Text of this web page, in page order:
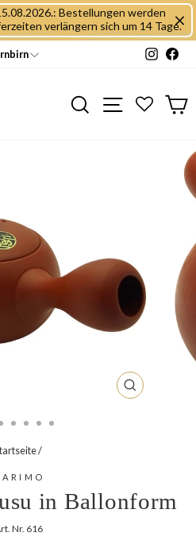
Bestellungen werden
verlängern sich um 14 Tage.
Suche
/
in Ballonform
Nr. 616